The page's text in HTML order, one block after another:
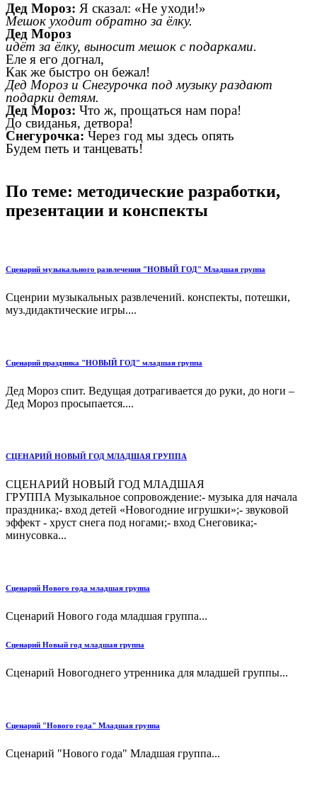
Дед Мороз: Я сказал: «Не уходи!»
Мешок уходит обратно за ёлку.
Дед Мороз
идёт за ёлку, выносит мешок с подарками.
Еле я его догнал,
Как же быстро он бежал!
Дед Мороз и Снегурочка под музыку раздают
подарки детям.
Дед Мороз: Что ж, прощаться нам пора!
До свиданья, детвора!
Снегурочка: Через год мы здесь опять
Будем петь и танцевать!
По теме: методические разработки,
презентации и конспекты
Сценарий музыкального развлечения "НОВЫЙ ГОД" Младшая группа
Сценрии музыкальных развлечений. конспекты, потешки,
муз.дидактические игры....
Сценарий праздника "НОВЫЙ ГОД" младшая группа
Дед Мороз спит. Ведущая дотрагивается до руки, до ноги –
Дед Мороз просыпается....
СЦЕНАРИЙ НОВЫЙ ГОД МЛАДШАЯ ГРУППА
СЦЕНАРИЙ НОВЫЙ ГОД МЛАДШАЯ
ГРУППА Музыкальное сопровождение:- музыка для начала
праздника;- вход детей «Новогодние игрушки»;- звуковой
эффект - хруст снега под ногами;- вход Снеговика;-
минусовка...
Сценарий Нового года младшая группа
Сценарий Нового года младшая группа...
Сценарий Новый год младшая группа
Сценарий Новогоднего утренника для младшей группы...
Сценарий "Нового года" Младшая группа
Сценарий "Нового года" Младшая группа...